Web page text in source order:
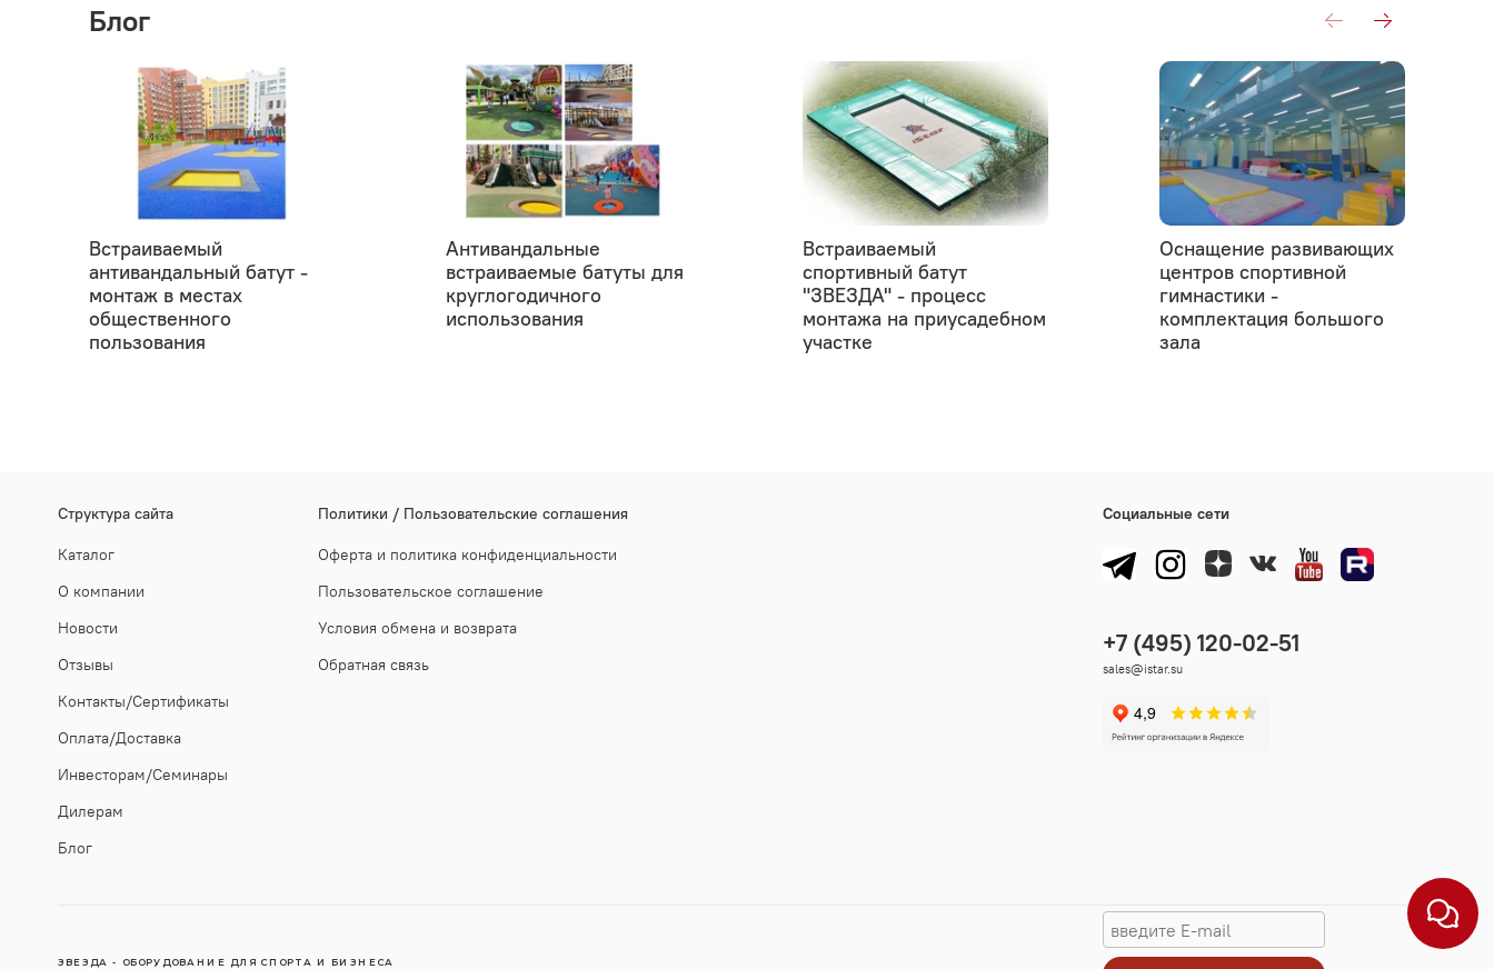
Блог
Встраиваемый
антивандальный батут -
монтаж в местах
общественного
пользования
Антивандальные
встраиваемые батуты для
круглогодичного
использования
Встраиваемый
спортивный батут
"ЗВЕЗДА" - процесс
монтажа на приусадебном
участке
Оснащение развивающих
центров спортивной
гимнастики -
комплектация большого
зала
Cтруктура сайта
Каталог
О компании
Новости
Отзывы
Контакты/Сертификаты
Оплата/Доставка
Инвесторам/Семинары
Дилерам
Блог
Политики / Пользовательские соглашения
Оферта и политика конфиденциальности
Пользовательское соглашение
Условия обмена и возврата
Обратная связь
Социальные сети
sales@istar.su
ЗВЕЗДА - ОБОРУДОВАНИЕ ДЛЯ СПОРТА И БИЗНЕСА